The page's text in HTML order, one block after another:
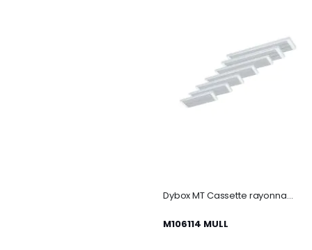
Dybox MT Cassette rayonnante moyenne température 1750W blanc
M106114 MULL